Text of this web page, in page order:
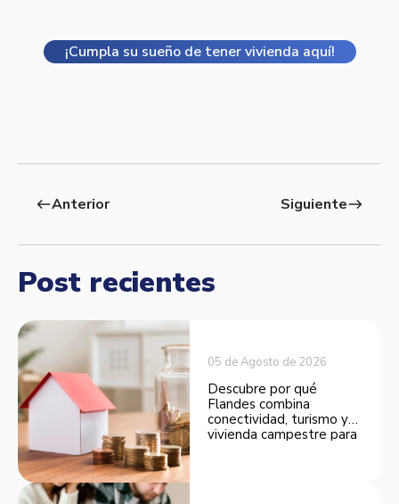
¡Cumpla su sueño de tener vivienda aquí!
westAnterior Siguienteeast
Post recientes
05 de Agosto de 2026
Descubre por qué
Flandes combina
conectividad, turismo y
vivienda campestre para